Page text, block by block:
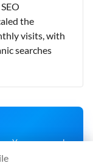
the
visits, with
searches
Your personal